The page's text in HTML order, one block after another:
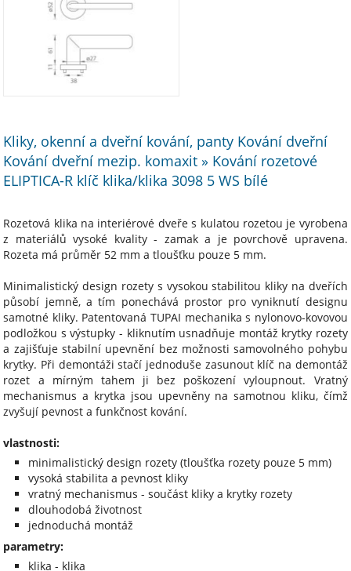
Kliky, okenní a dveřní kování, panty Kování dveřní
Kování dveřní mezip. komaxit » Kování rozetové
ELIPTICA-R klíč klika/klika 3098 5 WS bílé
Rozetová klika na interiérové ​​dveře s kulatou rozetou je vyrobena
z materiálů vysoké kvality - zamak a je povrchově upravena.
Rozeta má průměr 52 mm a tloušťku pouze 5 mm.
Minimalistický design rozety s vysokou stabilitou kliky na dveřích
působí jemně, a tím ponechává prostor pro vyniknutí designu
samotné kliky. Patentovaná TUPAI mechanika s nylonovo-kovovou
podložkou s výstupky - kliknutím usnadňuje montáž krytky rozety
a zajišťuje stabilní upevnění bez možnosti samovolného pohybu
krytky. Při demontáži stačí jednoduše zasunout klíč na demontáž
rozet a mírným tahem ji bez poškození vyloupnout. Vratný
mechanismus a krytka jsou upevněny na samotnou kliku, čímž
zvyšují pevnost a funkčnost kování.
vlastnosti:
minimalistický design rozety (tloušťka rozety pouze 5 mm)
vysoká stabilita a pevnost kliky
vratný mechanismus - součást kliky a krytky rozety
dlouhodobá životnost
jednoduchá montáž
parametry:
klika - klika